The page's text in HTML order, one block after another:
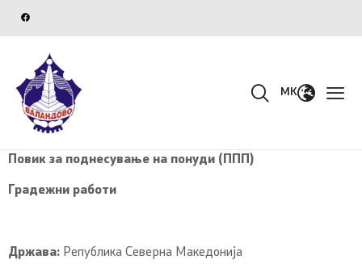
MK
Повик за поднесување на понуди (ППП)
Градежни работи
Држава: Република Северна Македонија